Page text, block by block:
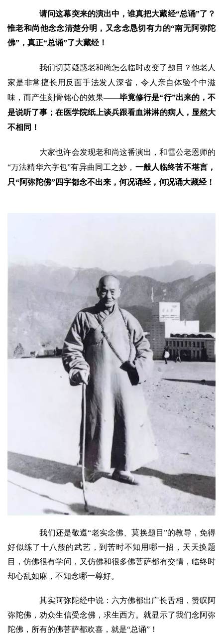
题
慈
善
佛
教
寺
教
艺
术
声
明
请问这幕突来的演出中，谁真把大藏经“总诵”了？
惟老和尚他念念清楚分明，又念念恳切有力的“南无阿弥陀
佛”，真正“总诵”了大藏经！
我们切莫疑惑老和尚怎么临时改变了题目？他老人
家是非常擅长用反面手法发人深省，令人亲自体验个中滋
味，而产生刻骨铭心的效果——毕竟修行是“行”出来的，不
是说听了事；在医学院纸上谈兵跟看血淋淋的病人，显然大
不相同！
大家也许会发现老和尚这番演出，和雪公老恩师的
“万法精华六字包”有异曲同工之妙， 一般人临终苦不堪言，
只“阿弥陀佛”四字都念不出来，何况诵经，何况诵大藏经！
我们还是敬遵“老实念佛、莫换题目”的教导，免得
好似练了十八般的武艺，到苦时不知用哪一招，天天换题
目，仿佛很有学问，又仿佛和很多佛菩萨都有交情，临终时
却心乱如麻，不知念哪一尊好。
其实阿弥陀经中说：六方佛都出广长舌相，赞叹阿
弥陀佛，劝众生信受念佛，求生西方。就显示了我们念阿弥
陀佛，所有的佛菩萨都欢喜，就是“总诵”！